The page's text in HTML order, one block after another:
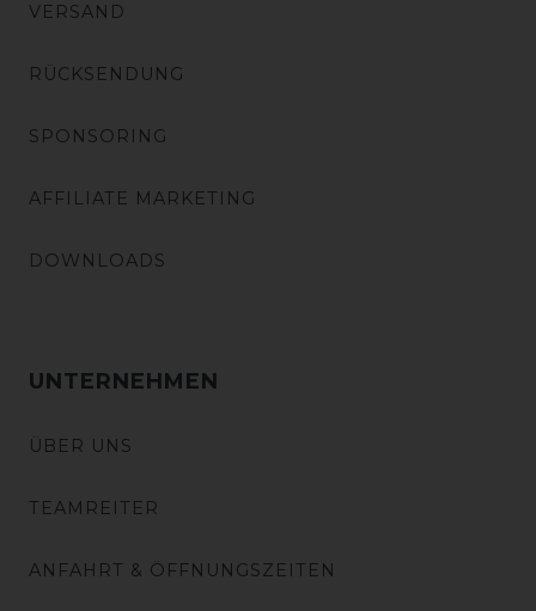
VERSAND
RÜCKSENDUNG
SPONSORING
AFFILIATE MARKETING
DOWNLOADS
UNTERNEHMEN
ÜBER UNS
TEAMREITER
ANFAHRT & ÖFFNUNGSZEITEN